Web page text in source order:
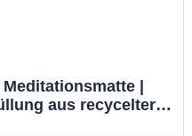
|
aus recycelter